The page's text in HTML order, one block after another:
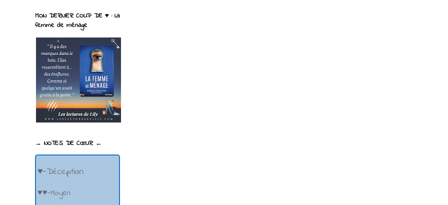
MON DERNIER COUP DE ♥ : La
femme de ménage
→ NOTES DE CŒUR ←
♥-Déception
♥♥-Moyen